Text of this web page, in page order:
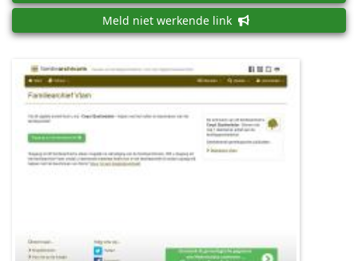
Meld niet werkende link